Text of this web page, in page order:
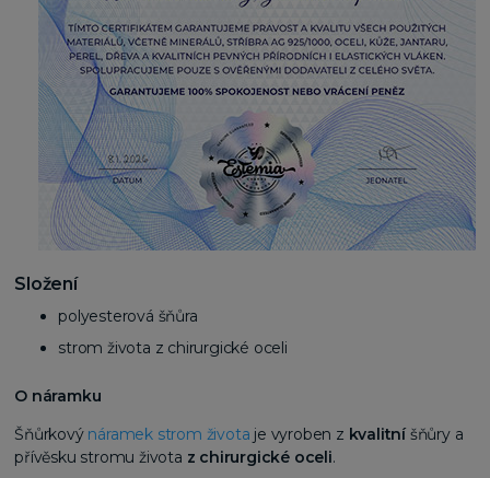
Složení
polyesterová šňůra
strom života z chirurgické oceli
O náramku
Šňůrkový náramek strom života je vyroben z kvalitníšňůry a
přívěsku stromu života z chirurgické oceli.